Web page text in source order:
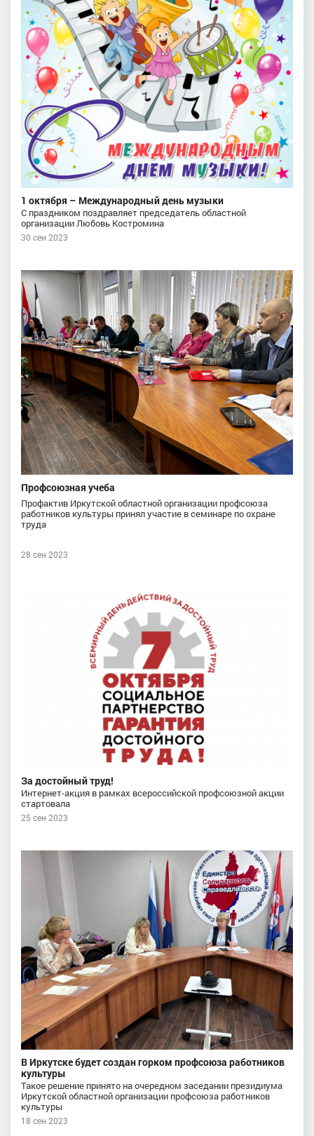
1 октября – Международный день музыки
С праздником поздравляет председатель областной
организации Любовь Костромина
30 сен 2023
Профсоюзная учеба
Профактив Иркутской областной организации профсоюза
работников культуры принял участие в семинаре по охране
труда
28 сен 2023
За достойный труд!
Интернет-акция в рамках всероссийской профсоюзной акции
стартовала
25 сен 2023
В Иркутске будет создан горком профсоюза работников
культуры
Такое решение принято на очередном заседании президиума
Иркутской областной организации профсоюза работников
культуры
18 сен 2023